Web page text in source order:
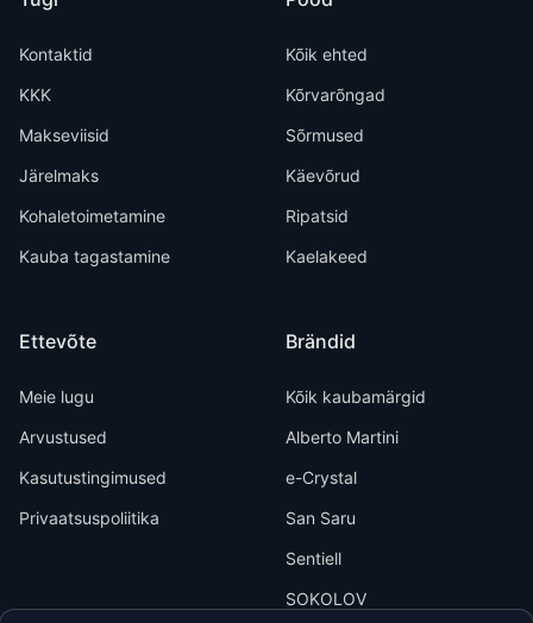
Kontaktid
KKK
Makseviisid
Järelmaks
Kohaletoimetamine
Kauba tagastamine
Ettevõte
Meie lugu
Arvustused
Kasutustingimused
Privaatsuspoliitika
Kõik ehted
Kõrvarõngad
Sõrmused
Käevõrud
Ripatsid
Kaelakeed
Brändid
Kõik kaubamärgid
Alberto Martini
e-Crystal
San Saru
Sentiell
SOKOLOV